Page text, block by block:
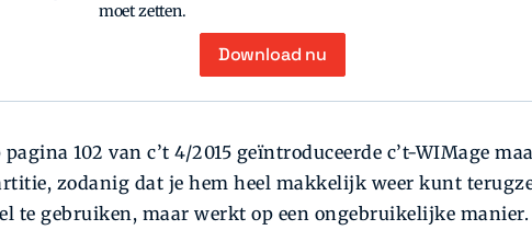
moet zetten.
Download nu
102 van c’t 4/2015 geïntroduceerde c’t-WIMage
zodanig dat je hem heel makkelijk weer kunt
te gebruiken, maar werkt op een ongebruikelijke